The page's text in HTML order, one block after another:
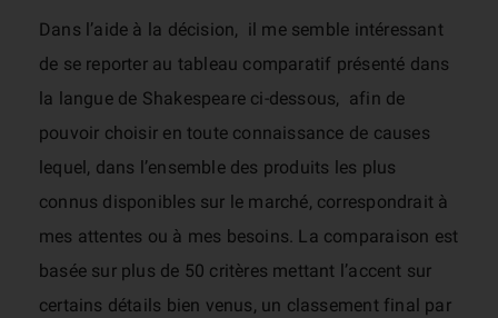
Dans l’aide à la décision, il me semble intéressant
de se reporter au tableau comparatif présenté dans
la langue de Shakespeare ci-dessous, afin de
pouvoir choisir en toute connaissance de causes
lequel, dans l’ensemble des produits les plus
connus disponibles sur le marché, correspondrait à
mes attentes ou à mes besoins. La comparaison est
basée sur plus de 50 critères mettant l’accent sur
certains détails bien venus, un classement final par